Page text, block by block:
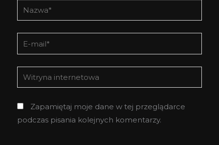
Nazwa*
E-
mail*
Witryna
internetowa
Zapamiętaj moje dane w tej przeglądarce
podczas pisania kolejnych komentarzy.